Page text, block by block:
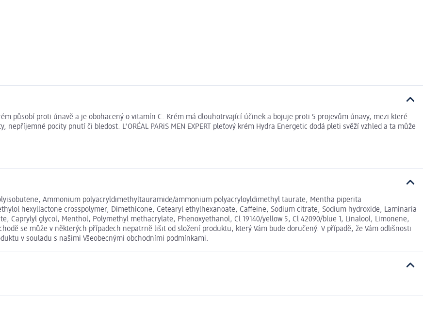
působí proti únavě a je obohacený o vitamín C. Krém má dlouhotrvající účinek a bojuje proti 5 projevům únavy, mezi které
pocity pnutí či bledost. L'ORÉAL PARiS MEN EXPERT pleťový krém Hydra Energetic dodá pleti svěží vzhled a ta může
Ammonium polyacryldimethyltauramide/ammonium polyacryloyldimethyl taurate, Mentha piperita
hexyllactone crosspolymer, Dimethicone, Cetearyl ethylhexanoate, Caffeine, Sodium citrate, Sodium hydroxide, Laminaria
Caprylyl glycol, Menthol, Polymethyl methacrylate, Phenoxyethanol, Cl 19140/yellow 5, Cl 42090/blue 1, Linalool, Limonene,
se může v některých případech nepatrně lišit od složení produktu, který Vám bude doručený. V případě, že Vám odlišnosti
v souladu s našimi Všeobecnými obchodními podmínkami.